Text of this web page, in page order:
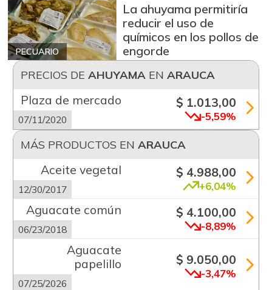
PECUARIO
La ahuyama permitiría
reducir el uso de
químicos en los pollos de
engorde
PRECIOS DE AHUYAMAEN ARAUCA
Plaza de mercado
07/11/2020
$ 1.013,00
-5,59%
MÁS PRODUCTOS EN ARAUCA
Aceite vegetal
12/30/2017
$ 4.988,00
+6,04%
Aguacate común
06/23/2018
$ 4.100,00
-8,89%
Aguacate
papelillo
07/25/2026
$ 9.050,00
-3,47%